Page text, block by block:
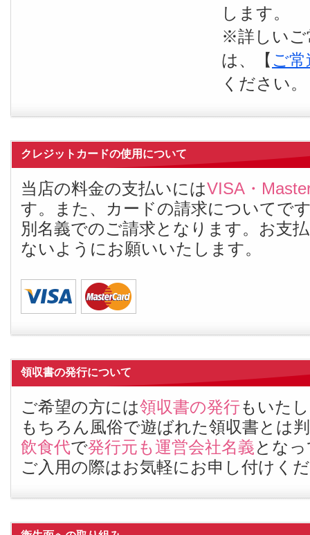
します。
※詳しいご
は、【 ご
ください。
クレジットカードの使用について
当店の料金の支払いにはVISA・
す。また、カードの請求についてで
別名義でのご請求となります。お支
ないようにお願いいたします。
領収書の発行について
ご希望の方には領収書の発行もいた
もちろん風俗で遊ばれた領収書とは
飲食代で発行元も運営会社名義とな
ご入用の際はお気軽にお申し付けく